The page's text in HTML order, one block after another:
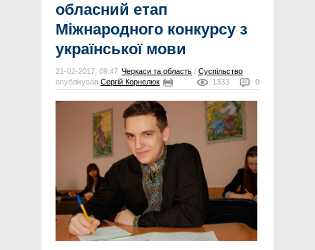
обласний етап
Міжнародного конкурсу з
української мови
21-02-2017, 09:47 Черкаси та область / Суспільство
опублікував Сергій Корнелюк 0
1333